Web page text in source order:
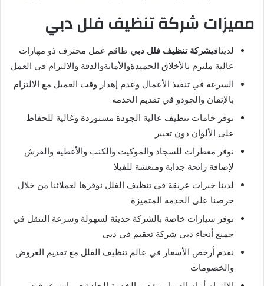
مميزات شركة تنظيف فلل دبي
لدينافيشركة تنظيف فلل دبي طاقم عمل محترف ذو مهارات
عالية ملتزم بالأخلاق الحميدةوالأمانةوالدقة والالتزام في العمل
السرعة في تنفيذ الأعمال وعدم إهدار وقت العميل مع الالتزام
بالإتقان والجودو في تقديم الخدمة
نوفر خامات تنظيف عالية الجودة مستوردة وغالية للحفاظ
على الألوان دون تغيير
نوفر معطرات للسجاد والموكيت والكنب والأغطية والفرش
لإضافة رائحة جذابة ومنعشة للفيلا
لدينا خبرات عريقة في تنظيف الفلل نوفرها لعملائنا من خلال
حرصنا على الخدمة المتميزة
نوفر سيارات خاصة بالشركة حديثة لسهولة وسرعة التنقل في
جميع أنحاء دبي شركة تعقيم في دبي
نقدم أرخص الأسعار في عالم تنظيف الفلل مع تقديم العروض
والخصومات